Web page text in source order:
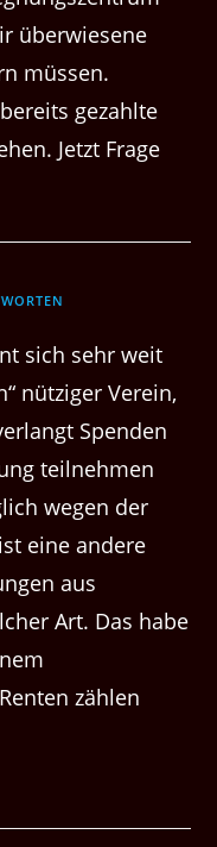
überwiesene
müssen.
gezahlte
Jetzt Frage
sich sehr weit
nütziger Verein,
Spenden
teilnehmen
wegen der
eine andere
aus
Art. Das habe
zählen